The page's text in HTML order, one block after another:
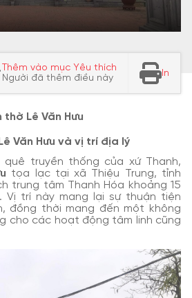
Thêm vào mục Yêu thích
Người đã thêm điều này
In
Lê Văn Hưu
Văn Hưu và vị trí địa lý
quê truyền thống của xứ Thanh,
tọa lạc tại xã Thiệu Trung, tỉnh
trung tâm Thanh Hóa khoảng 15
Vị trí này mang lại sự thuận tiện
đồng thời mang đến một không
cho các hoạt động tâm linh cũng